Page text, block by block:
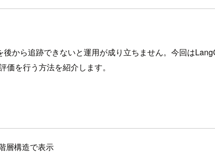
から追跡できないと運用が成り立ちません。今回は
を行う方法を紹介します。
層構造で表示